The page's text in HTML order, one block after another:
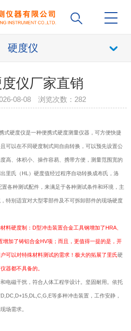
硬度仪
仪厂家直销
08-08 浏览次数： 282
式硬度仪是一种便携式硬度测量仪器，可方便快捷
可以在不同硬度制式间自由转换，可以预先设置公
高、体积小、操作容易、携带方便，测量范围宽的
里氏（HL）硬度值经过程序自动转换成布氏，洛
各种测试配件，来满足于各种测试条件和环境，主
特别适宜对大型零部件及不可拆卸部件的现场硬度
料硬度制：D型冲击装置合金工具钢增加了HRA、
增加了铸铝合金HV项；而且，更值得一提的是，开
可以对特殊材料测试的需求！极大的拓展了里氏硬
器都不具备的。
电磁干扰，符合人体工程学设计。坚固耐用。依托
等多种冲击装置，工作安静，
场需求。